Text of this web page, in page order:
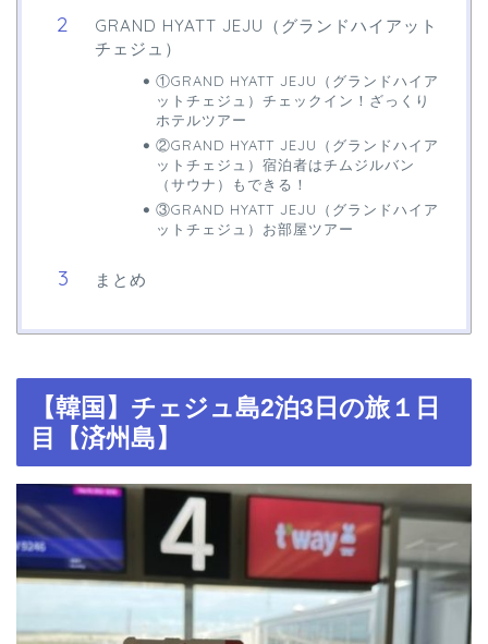
GRAND HYATT JEJU（グランドハイアット
チェジュ）
①GRAND HYATT JEJU（グランドハイア
ットチェジュ）チェックイン！ざっくり
ホテルツアー
②GRAND HYATT JEJU（グランドハイア
ットチェジュ）宿泊者はチムジルバン
（サウナ）もできる！
③GRAND HYATT JEJU（グランドハイア
ットチェジュ）お部屋ツアー
まとめ
【韓国】チェジュ島2泊3日の旅１日
目【済州島】